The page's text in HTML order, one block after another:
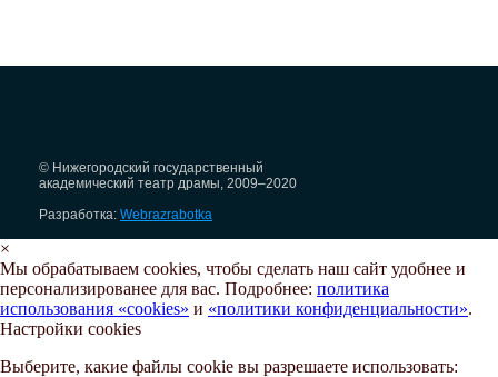
© Нижегородский государственный
академический театр драмы, 2009–2020
Разработка: Webrazrabotka
×
Мы обрабатываем cookies, чтобы сделать наш сайт удобнее и
персонализированее для вас. Подробнее: политика
использования «cookies» и «политики конфиденциальности».
Настройки cookies
Выберите, какие файлы cookie вы разрешаете использовать: